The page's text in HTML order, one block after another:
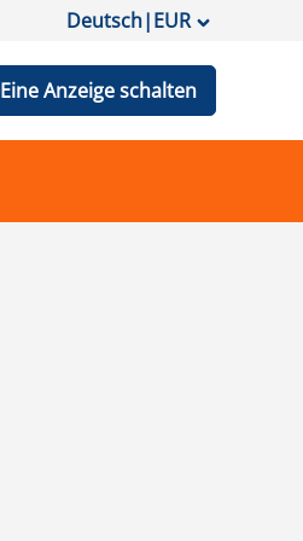
Deutsch|EUR
Eine Anzeige schalten